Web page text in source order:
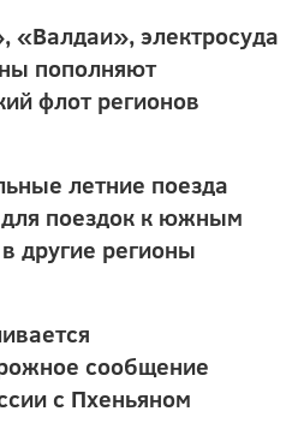
«Валдаи», электросуда
пополняют
флот регионов
летние поезда
поездок к южным
другие регионы
сообщение
с Пхеньяном